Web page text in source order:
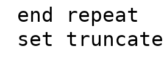
repeat
to